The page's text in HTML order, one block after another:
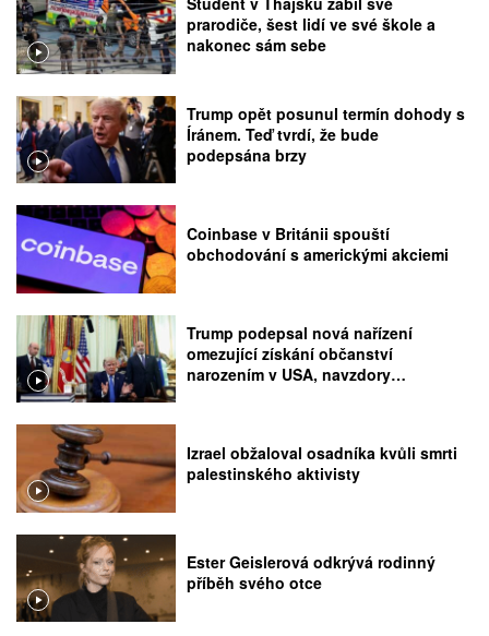
prarodiče, šest lidí ve své škole a
nakonec sám sebe
Trump opět posunul termín dohody s
Íránem. Teď tvrdí, že bude
podepsána brzy
Coinbase v Británii spouští
obchodování s americkými akciemi
Trump podepsal nová nařízení
omezující získání občanství
narozením v USA, navzdory
Izrael obžaloval osadníka kvůli smrti
palestinského aktivisty
Ester Geislerová odkrývá rodinný
příběh svého otce